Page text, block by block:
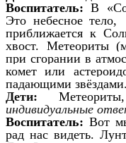
Воспитатель:В
Это небесное
приближается к
хвост. Метеориты
при сгорании в
комет или
падающими звёздами.
Дети:
индивидуальные
Воспитатель: Вот
рад нас видеть.